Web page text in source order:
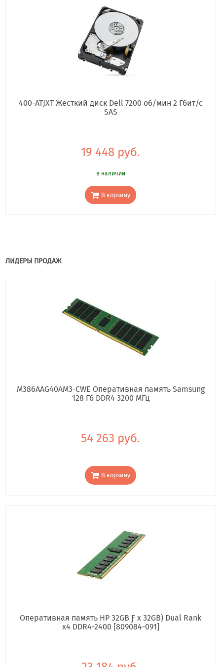
400-ATJXT Жесткий диск Dell 7200 об/мин 2 Гбит/с
SAS
19 448 руб.
в наличии
В корзину
ЛИДЕРЫ ПРОДАЖ
M386AAG40AM3-CWE Оперативная память Samsung
128 Гб DDR4 3200 МГц
54 263 руб.
В корзину
Оперативная память HP 32GB Ƒ x 32GB) Dual Rank
x4 DDR4-2400 [809084-091]